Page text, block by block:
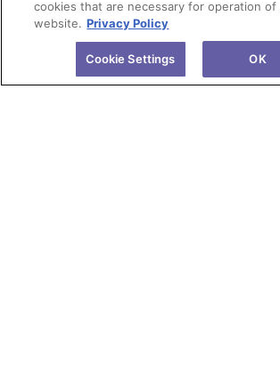
cookies that are necessary for operation of
website. Privacy Policy
Cookie Settings OK